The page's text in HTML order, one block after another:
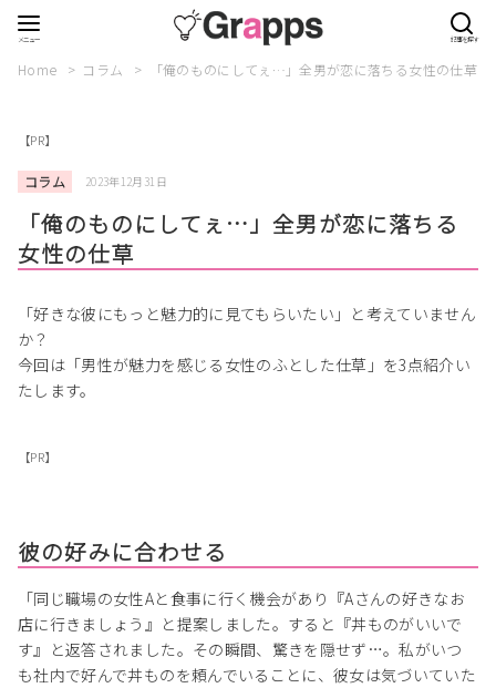
Home コラム 「俺のものにしてぇ…」全男が恋に落ちる女性の仕草
【PR】
コラム 2023年12月31日
「俺のものにしてぇ…」全男が恋に落ちる
女性の仕草
「好きな彼にもっと魅力的に見てもらいたい」と考えていません
か？
今回は「男性が魅力を感じる女性のふとした仕草」を3点紹介い
たします。
【PR】
彼の好みに合わせる
「同じ職場の女性Aと食事に行く機会があり『Aさんの好きなお
店に行きましょう』と提案しました。すると『丼ものがいいで
す』と返答されました。その瞬間、驚きを隠せず…。私がいつ
も社内で好んで丼ものを頼んでいることに、彼女は気づいていた